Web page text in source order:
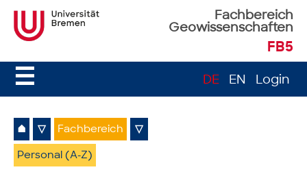
Fachbereich
Geowissenschaften
FB5
☰ DE EN Login
⌂ ▽ Fachbereich ▽
Personal (A-Z)